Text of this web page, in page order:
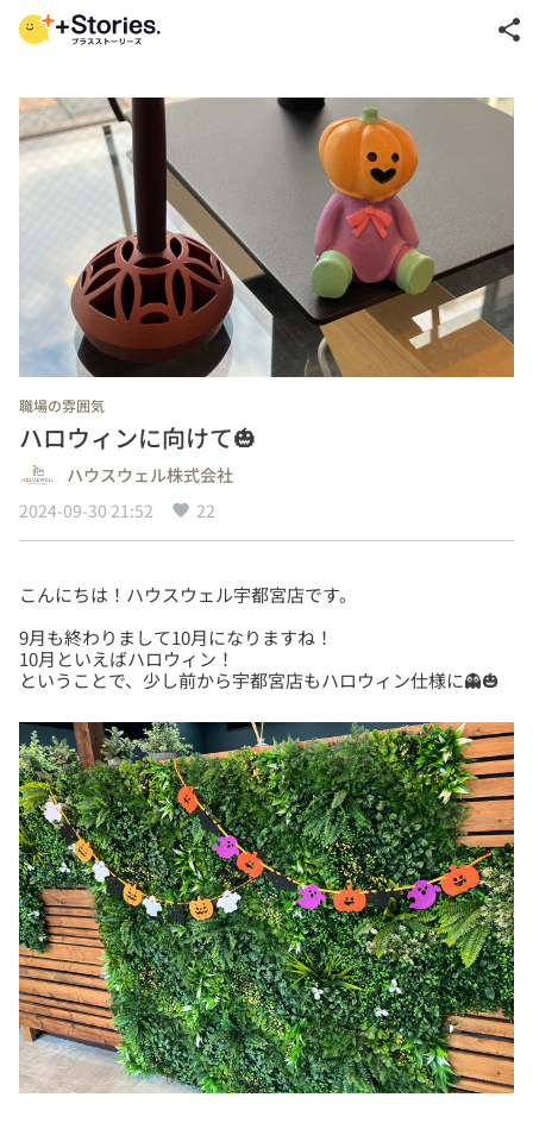
share
職場の雰囲気
ハロウィンに向けて🎃
ハウスウェル株式会社
2024-09-30 21:52
22
9月も終わりまして10月になりますね！
10月といえばハロウィン！